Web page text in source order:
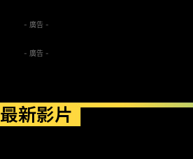
- 廣告 -
- 廣告 -
最新影片